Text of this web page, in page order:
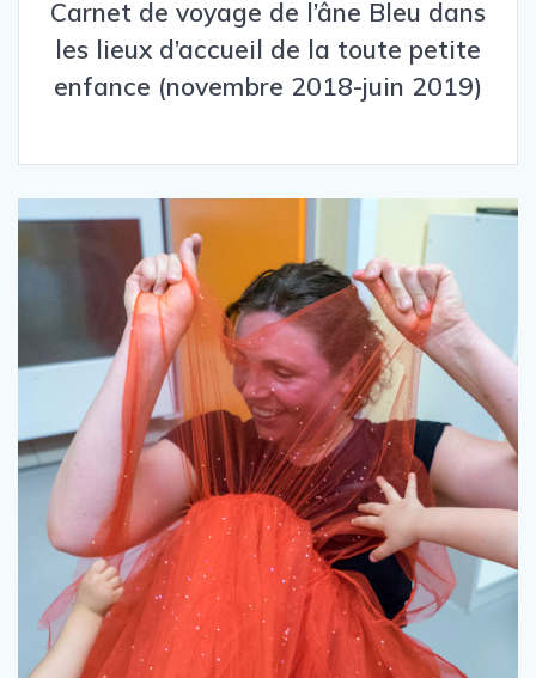
Carnet de voyage de l’âne Bleu dans
les lieux d’accueil de la toute petite
enfance (novembre 2018-juin 2019)